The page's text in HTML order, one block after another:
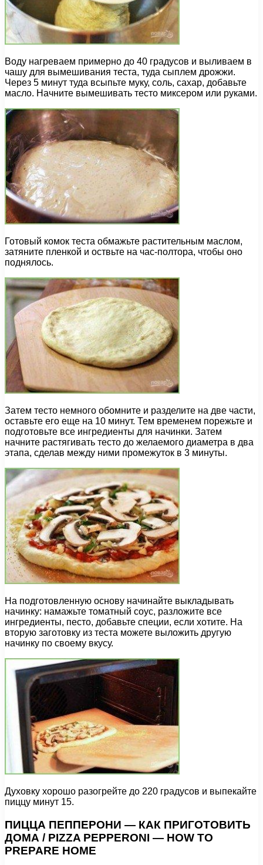
Воду нагреваем примерно до 40 градусов и выливаем в
чашу для вымешивания теста, туда сыплем дрожжи.
Через 5 минут туда всыпьте муку, соль, сахар, добавьте
масло. Начните вымешивать тесто миксером или руками.
Готовый комок теста обмажьте растительным маслом,
затяните пленкой и оствьте на час-полтора, чтобы оно
поднялось.
Затем тесто немного обомните и разделите на две части,
оставьте его еще на 10 минут. Тем временем порежьте и
подготовьте все ингредиенты для начинки. Затем
начните растягивать тесто до желаемого диаметра в два
этапа, сделав между ними промежуток в 3 минуты.
На подготовленную основу начинайте выкладывать
начинку: намажьте томатный соус, разложите все
ингредиенты, песто, добавьте специи, если хотите. На
вторую заготовку из теста можете выложить другую
начинку по своему вкусу.
Духовку хорошо разогрейте до 220 градусов и выпекайте
пиццу минут 15.
ПИЦЦА ПЕППЕРОНИ — КАК ПРИГОТОВИТЬ
ДОМА / PIZZA PEPPERONI — HOW TO
PREPARE HOME